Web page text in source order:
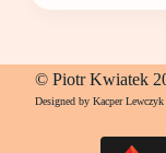
© Piotr Kwiatek
Designed by Kacper Lewczyk